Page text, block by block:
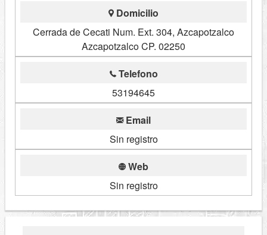
Domicilio
Cerrada de Cecati Num. Ext. 304, Azcapotzalco
Azcapotzalco CP. 02250
Telefono
53194645
Email
Sin registro
Web
Sin registro